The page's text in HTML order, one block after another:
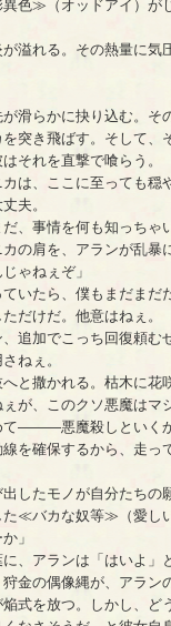
色≫（オッドアイ）が
溢れる。その熱量に気
滑らかに抉り込む。そ
突き飛ばす。そして、
それを直撃で喰らう。
は、ここに至っても穏
夫。
事情を何も知っちゃい
の肩を、アランが乱暴
ゃねぇぞ」
いたら、僕もまだまだ
だけだ。他意はねぇ。
追加でこっち回復頼む
ねぇ。
撒かれる。枯木に花咲
が、このクソ悪魔はマ
―――悪魔殺しといくか
線を確保するから、走っ
したモノが自分たちの
た≪バカな奴等≫（愛し
」
、アランは「はいよ」
金の偶像縄が、アラン
式を放つ。しかし、ど